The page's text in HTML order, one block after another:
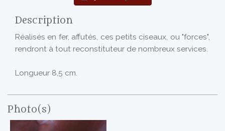
Description
Réalisés en fer, affutés, ces petits ciseaux, ou "forces",
rendront à tout reconstituteur de nombreux services.
Longueur 8,5 cm.
Photo(s)